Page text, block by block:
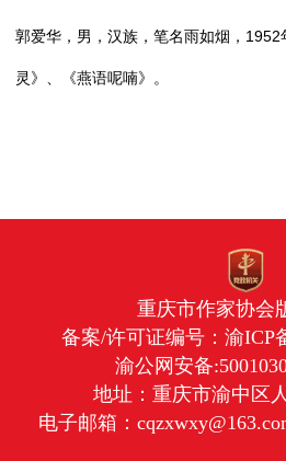
郭爱华，男，汉族，笔名雨如烟，
灵》、《燕语呢喃》。
重庆市作家协会
备案/许可证编号： 渝ICP
渝公网安备
地址：重庆市渝中区
电子邮箱：